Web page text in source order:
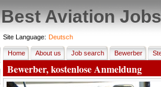
Best Aviation Jobs
Site Language: Deutsch
Home About us Job search Bewerber
Bewerber, kostenlose Anmeldung